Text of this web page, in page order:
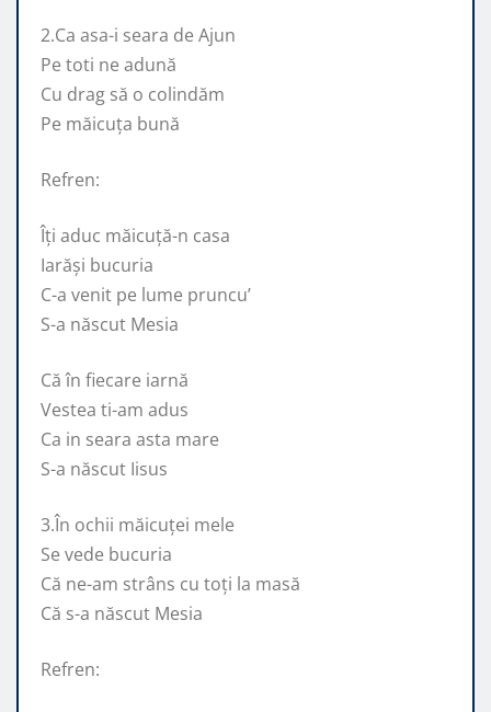
2.Ca asa-i seara de Ajun
Pe toti ne adună
Cu drag să o colindăm
Pe măicuța bună
Refren:
Îți aduc măicuță-n casa
Iarăși bucuria
C-a venit pe lume pruncu’
S-a născut Mesia
Că în fiecare iarnă
Vestea ti-am adus
Ca in seara asta mare
S-a născut Iisus
3.În ochii măicuței mele
Se vede bucuria
Că ne-am strâns cu toți la masă
Că s-a născut Mesia
Refren: